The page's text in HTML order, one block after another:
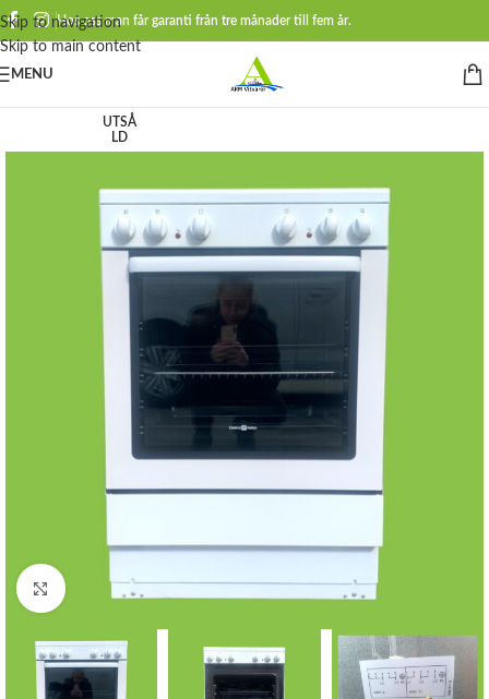
Skip to navigation
Skip to main content
Hos oss man får garanti från tre månader till fem år.
MENU
UTSÅ
LD
Click to enlarge